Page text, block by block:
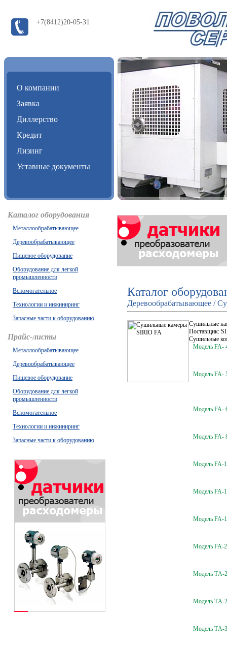
+7(8412)20-05-31
О компании
Заявка
Диллерство
Кредит
Лизинг
Уставные документы
Каталог оборудования
Металлообрабатывающее
Деревообрабатывающее
Пищевое оборудование
Оборудование для легкой
промышленности
Вспомогательное
Технологии и инжиниринг
Запасные части к оборудованию
Прайс-листы
Металлообрабатывающее
Деревообрабатывающее
Пищевое оборудование
Оборудование для легкой
промышленности
Вспомогательное
Технологии и инжиниринг
Запасные части к оборудованию
Каталог
Деревообрабатывающее /
Сушильные
Поставщик:
Сушильные
Модель FA-
Модель FA-
Модель FA-
Модель FA-
Модель FA-
Модель FA-
Модель FA-
Модель FA-
Модель ТA-
Модель ТA-
Модель ТA-